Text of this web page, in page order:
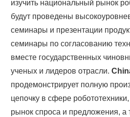
изучить национальный рынок
будут проведены
семинары и презентации
семинары по согласованию
вместе государственных
ученых и лидеров отрасли.
продемонстрирует полную
цепочку в сфере
рынок спроса и предложения, а